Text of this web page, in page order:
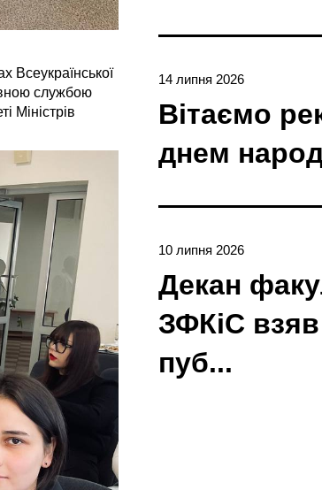
Всеукраїнської
службою
Міністрів
14 липня 2026
Вітаємо
днем
10 липня 2026
Декан
ЗФКіС
пуб...